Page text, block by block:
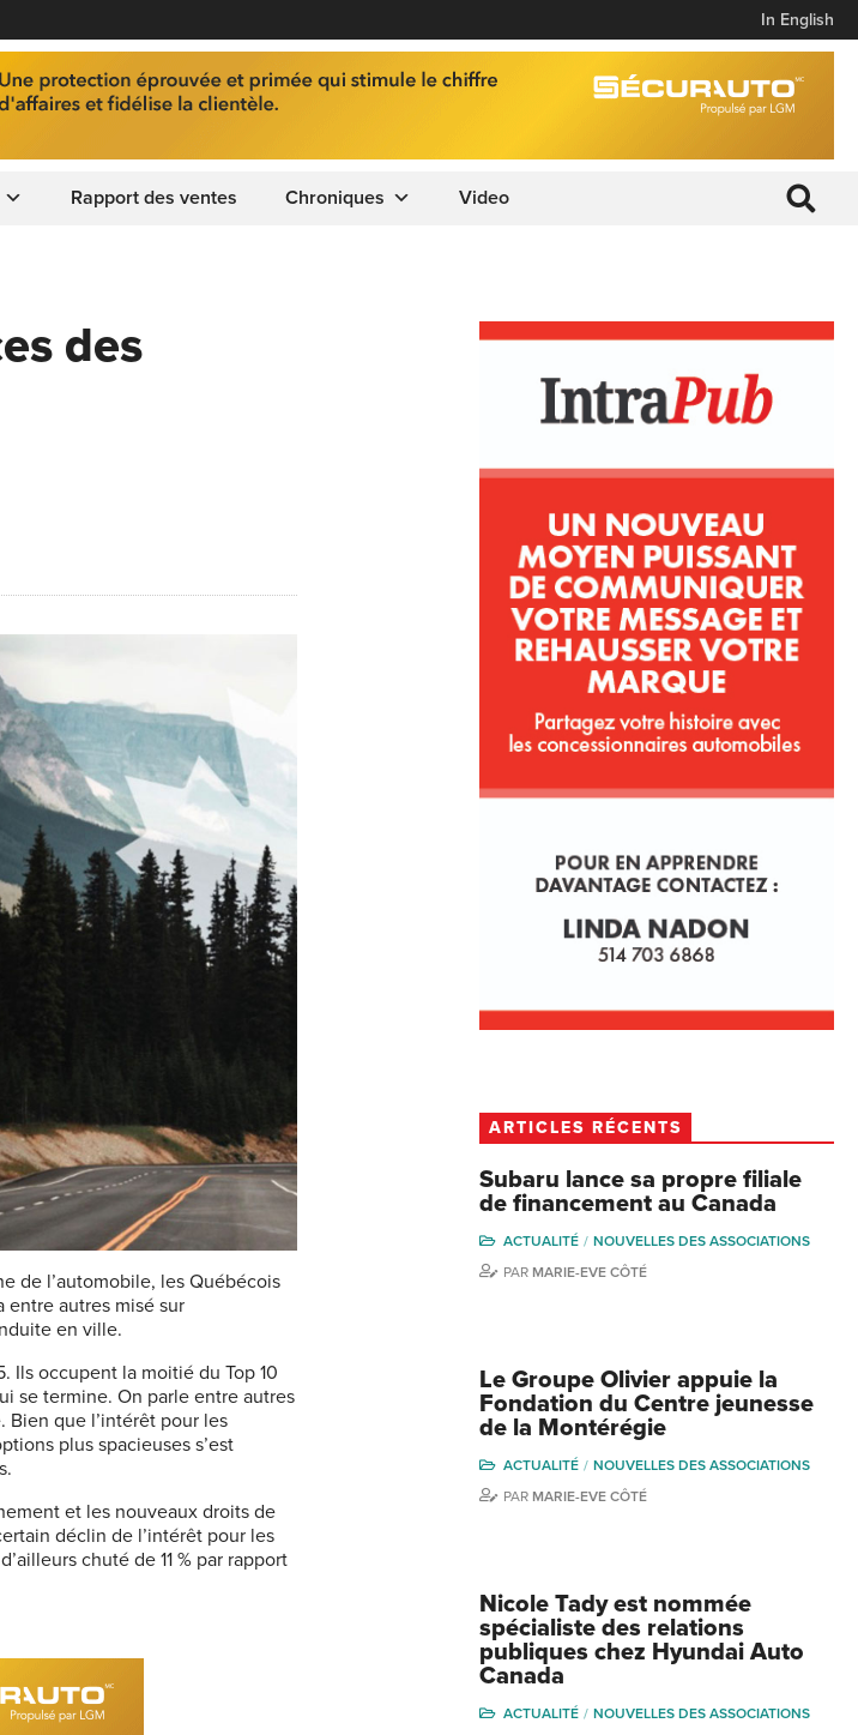
In English
Rapport des ventes Chroniques Video
des
de l’automobile, les Québécois
entre autres misé sur
en ville.
Ils occupent la moitié du Top 10
se termine. On parle entre autres
Bien que l’intérêt pour les
plus spacieuses s’est
et les nouveaux droits de
déclin de l’intérêt pour les
chuté de 11 % par rapport
ARTICLES RÉCENTS
Subaru lance sa propre filiale
de financement au Canada
ACTUALITÉ
NOUVELLES DES ASSOCIATIONS
PAR MARIE-EVE CÔTÉ
Le Groupe Olivier appuie la
Fondation du Centre jeunesse
de la Montérégie
ACTUALITÉ
NOUVELLES DES ASSOCIATIONS
PAR MARIE-EVE CÔTÉ
Nicole Tady est nommée
spécialiste des relations
publiques chez Hyundai Auto
Canada
ACTUALITÉ
NOUVELLES DES ASSOCIATIONS